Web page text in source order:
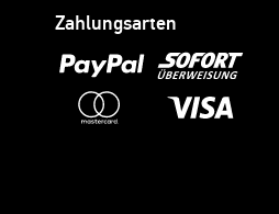
Zahlungsarten